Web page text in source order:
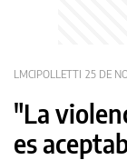
LMCIPOLLETTI 25 DE
"La
es